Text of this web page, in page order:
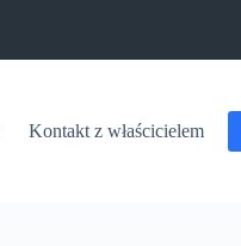
Kontakt z właścicielem